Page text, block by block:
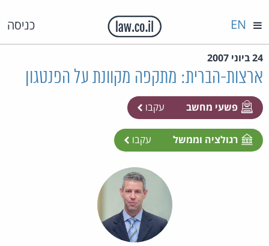
כניסה EN
24 ביוני 2007
ארצות-הברית: מתקפה מקוונת על הפנטגון
פשעי מחשב עקבו
רגולציה וממשל עקבו